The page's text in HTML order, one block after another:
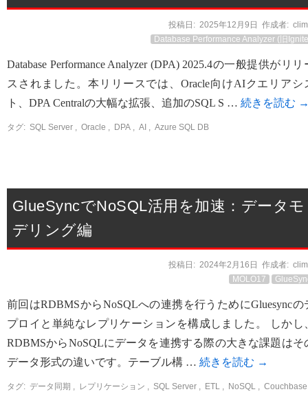
投稿日: 2025年12月9日 作成者:
Database Performance Analyzer (旧
Database Performance Analyzer (DPA) 2025.4の一般提供がリリ
スされました。本リリースでは、Oracle向けAIクエリアシ
ト、DPA Centralの大幅な拡張、追加のSQL S … 続きを読む
タグ: SQL Server , Oracle , DPA , AI , Azure SQL DB
GlueSyncでNoSQL活用を加速：データモ
デリング編
投稿日: 2024年2月16日 作成者:
MOLO17
前回はRDBMSからNoSQLへの連携を行うためにGluesyncの
プロイと単純なレプリケーションを構成しました。 しかし
RDBMSからNoSQLにデータを連携する際の大きな課題はそ
データ形式の違いです。テーブル構 … 続きを読む →
タグ: データ同期 , レプリケーション , SQL Server , ETL , NoSQL , Couchbase